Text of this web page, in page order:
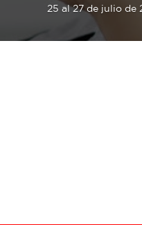
25 al 27 de julio de